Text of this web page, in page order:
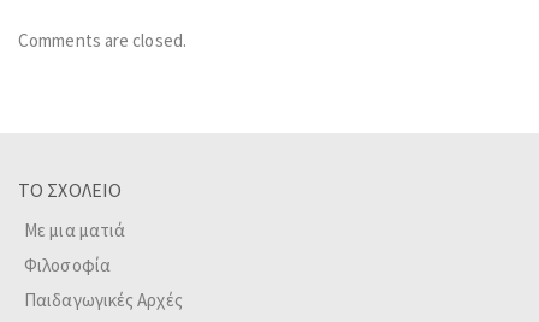
Comments are closed.
ΤΟ ΣΧΟΛΕΙΟ
Με μια ματιά
Φιλοσοφία
Παιδαγωγικές Αρχές